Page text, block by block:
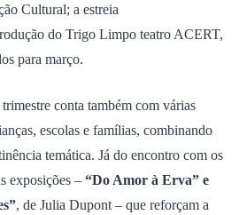
Cultural; a estreia
do Trigo Limpo teatro ACERT,
para março.
conta também com várias
escolas e famílias, combinando
temática. Já do encontro com os
exposições – “Do Amor à Erva” e
, de Julia Dupont – que reforçam a